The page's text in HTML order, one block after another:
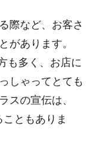
際など、お客さ
があります。
も多く、お店に
しゃってとても
スの宣伝は、
ともありま